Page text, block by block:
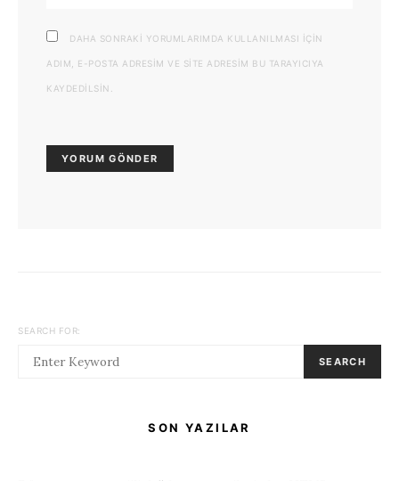
DAHA SONRAKI YORUMLARIMDA KULLANILMASI IÇIN
ADIM, E-POSTA ADRESIM VE SITE ADRESIM BU TARAYICIYA
KAYDEDILSIN.
SEARCH FOR:
SEARCH
SON YAZILAR